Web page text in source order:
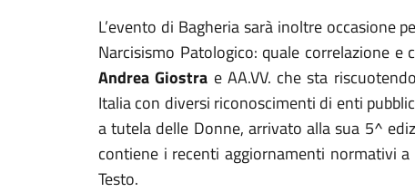
L’evento di Bagheria sarà inoltre occasione
Narcisismo Patologico: quale correlazione e
Andrea Giostra e AA.VV. che sta
Italia con diversi riconoscimenti di enti
a tutela delle Donne, arrivato alla sua 5^
contiene i recenti aggiornamenti normativi
Testo.